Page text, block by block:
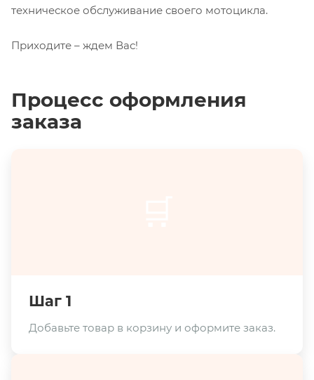
техническое обслуживание своего мотоцикла.
Приходите – ждем Вас!
Процесс оформления
заказа
Шаг 1
Добавьте товар в корзину и оформите заказ.